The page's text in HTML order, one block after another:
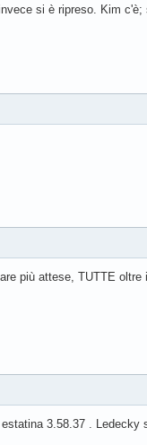
si è ripreso. Kim
più attese, TUTTE oltre
3.58.37 . Ledecky